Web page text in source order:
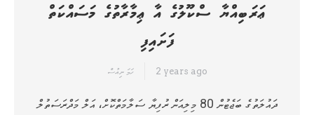
ޢަރަބިއްޔާ ސްކޫލުގެ އާ ޢިމާރާތުގެ މަސައްކަތް
ފަށައިފި
ހަމަ ނިއުސް 2 years ago
ދައުލަތުގެ ބަޖެޓުން 80 މިލިއަން ރުފިޔާ ސަލާމަތްކޮށް، އަލް މަދްރަސަތުލް